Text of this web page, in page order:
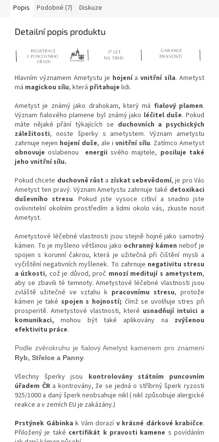
Popis Podobné (7) Diskuze
Detailní popis produktu
Hlavním významem Ametystu je hojeníavnitřní síla. Ametyst
má magickou sílu, která přitahuje lidi.
Ametyst je známý jako drahokam, který má fialový plamen.
Význam fialového plamene byl známý jako léčitel duše. Pokud
máte nějaké přání týkajících se duchovních a psychických
záležitosti, noste šperky s ametystem. Význam ametystu
zahrnuje nejen hojení duše, ale i vnitřní sílu. Zatímco Ametyst
obnovuje oslabenou energii svého majitele, posiluje také
jeho vnitřní sílu.
Pokud chcete duchovně růst a získat sebevědomí, je pro Vás
Ametyst ten pravý. Význam Ametystu zahrnuje také detoxikaci
duševního stresu. Pokud jste vysoce citliví a snadno jste
ovlivnitelní okolním prostředím a lidmi okolo vás, zkuste nosit
Ametyst.
Ametystové léčebné vlastnosti jsou stejně hojné jako samotný
kámen. To je myšleno většinou jako ochranný kámen neboť je
spojen s korunní čakrou, která je užitečná při čištění mysli a
vyčištění negativních myšlenek. To zahrnuje negativitu stresu
a úzkosti, což je důvod, proč mnozí meditují s ametystem,
aby se zbavili té temnoty. Ametystové léčebné vlastnosti jsou
zvláště užitečné ve vztahu k pracovnímu stresu, protože
kámen je také spojen s hojností; čímž se uvolňuje stres při
prosperitě. Ametystové vlastnosti, které usnadňují intuici a
komunikaci, mohou být také aplikovány na zvýšenou
efektivitu práce.
Podle zvěrokruhu je fialový Ametyst kamenem pro znamení
Ryb, Střelce a Panny
Všechny šperky jsou kontrolovány státním puncovním
úřadem ČRa kontrovány, že se jedná o stříbrný šperk ryzosti
925/1000 a daný šperk neobsahuje nikl ( nikl způsobuje alergické
reakce a v zemích EU je zakázány.)
Prstýnek Gábinka k Vám dorazí v krásné dárkové krabičce.
Přiložený je také certifikát k pravosti kamene s povídáním